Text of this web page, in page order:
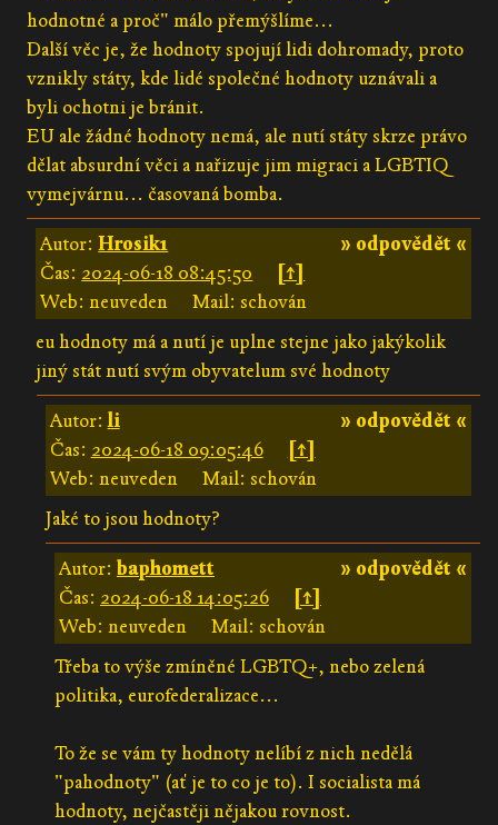
hodnotné a proč" málo přemýšlíme...
Další věc je, že hodnoty spojují lidi dohromady, proto
vznikly státy, kde lidé společné hodnoty uznávali a
byli ochotni je bránit.
EU ale žádné hodnoty nemá, ale nutí státy skrze právo
dělat absurdní věci a nařizuje jim migraci a LGBTIQ
vymejvárnu... časovaná bomba.
» odpovědět «
Autor:Hrosik1
Čas: 2024-06-18 08:45:50
[↑]
Web: neuveden
Mail: schován
eu hodnoty má a nutí je uplne stejne jako jakýkolik
jiný stát nutí svým obyvatelum své hodnoty
» odpovědět «
Autor:li
Čas: 2024-06-18 09:05:46
[↑]
Web: neuveden
Mail: schován
Jaké to jsou hodnoty?
» odpovědět «
Autor: baphomett
Čas: 2024-06-18 14:05:26
[↑]
Web: neuveden
Mail: schován
Třeba to výše zmíněné LGBTQ+, nebo zelená
politika, eurofederalizace...
To že se vám ty hodnoty nelíbí z nich nedělá
"pahodnoty" (ať je to co je to). I socialista má
hodnoty, nejčastěji nějakou rovnost.